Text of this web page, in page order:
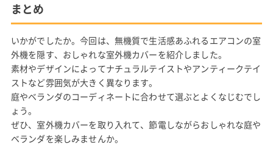
まとめ
いかがでしたか。今回は、無機質で生活感あふれるエアコンの室
外機を隠す、おしゃれな室外機カバーを紹介しました。
素材やデザインによってナチュラルテイストやアンティークテイ
ストなど雰囲気が大きく異なります。
庭やベランダのコーディネートに合わせて選ぶとよくなじむでし
ょう。
ぜひ、室外機カバーを取り入れて、節電しながらおしゃれな庭や
ベランダを楽しみませんか。